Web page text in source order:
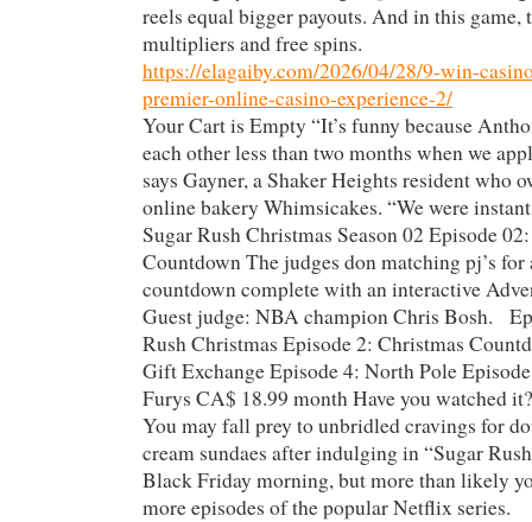
reels equal bigger payouts. And in this game,
multipliers and free spins.
https://elagaiby.com/2026/04/28/9-win-
premier-online-casino-experience-2/
Your Cart is Empty “It’s funny because
each other less than two months when we
says Gayner, a Shaker Heights resident who
online bakery Whimsicakes. “We were
Sugar Rush Christmas Season 02 Episode
Countdown The judges don matching pj’s for
countdown complete with an interactive
Guest judge: NBA champion Chris Bosh.
Rush Christmas Episode 2: Christmas
Gift Exchange Episode 4: North Pole
Furys CA$ 18.99 month Have you watched
You may fall prey to unbridled cravings for
cream sundaes after indulging in “Sugar
Black Friday morning, but more than likely
more episodes of the popular Netflix series.